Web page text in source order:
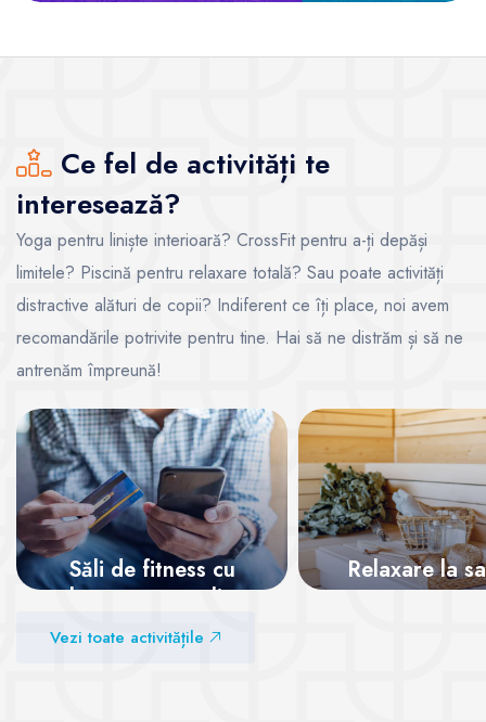
Ce fel de activități te
interesează?
Yoga pentru liniște interioară? CrossFit pentru a-ți depăși
limitele? Piscină pentru relaxare totală? Sau poate activități
distractive alături de copii? Indiferent ce îți place, noi avem
recomandările potrivite pentru tine. Hai să ne distrăm și să ne
antrenăm împreună!
Săli de fitness cu
abonamente online
Relaxare la
Vezi toate activitățile